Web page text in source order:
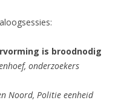
is broodnodig
onderzoekers
Noord, Politie eenheid